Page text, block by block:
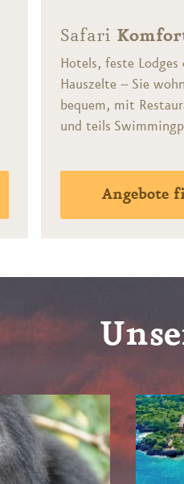
Safari
Hotels, feste Lodges
Hauszelte – Sie
bequem, mit
und teils
Angebote